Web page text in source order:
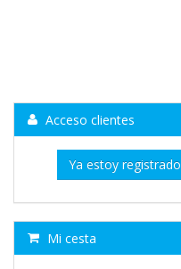
Acceso clientes
Ya estoy registrado
Mi cesta